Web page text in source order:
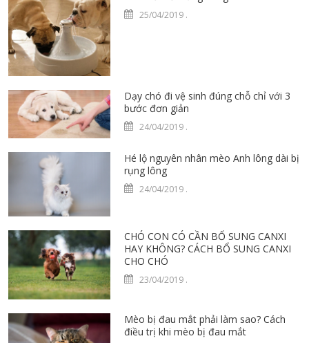
25/04/2019 .
Dạy chó đi vệ sinh đúng chỗ chỉ với 3
bước đơn giản
24/04/2019 .
Hé lộ nguyên nhân mèo Anh lông dài bị
rụng lông
24/04/2019 .
CHÓ CON CÓ CẦN BỔ SUNG CANXI
HAY KHÔNG? CÁCH BỔ SUNG CANXI
CHO CHÓ
23/04/2019 .
Mèo bị đau mắt phải làm sao? Cách
điều trị khi mèo bị đau mắt